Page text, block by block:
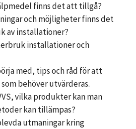
finns det att tillgå?
och möjligheter finns det
av installationer?
installationer och
med, tips och råd för att
behöver utvärderas.
vilka produkter kan man
kan tillämpas?
utmaningar kring